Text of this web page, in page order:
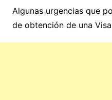
Algunas urgencias que
de obtención de una